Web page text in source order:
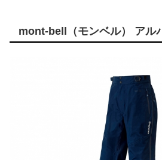
mont-bell（モンベル） アル